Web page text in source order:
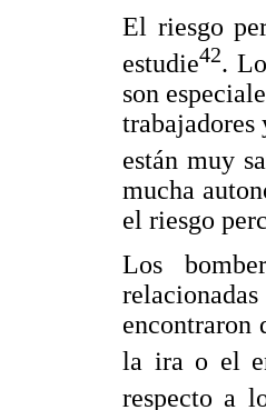
El riesgo
estudie42.
son
trabajadores
están muy
mucha
el riesgo
Los
encontraron
la ira o el
respecto a